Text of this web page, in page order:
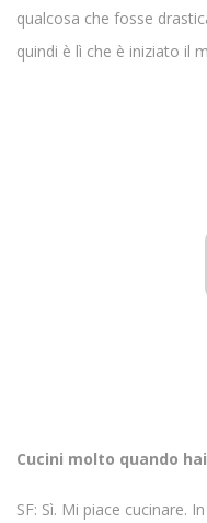
qualcosa che fosse
quindi è lì che è iniziato il
Cucini molto quando
SF: Sì. Mi piace cucinare.